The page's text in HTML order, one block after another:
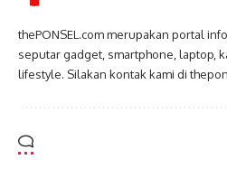
thePONSEL.com merupakan portal
seputar gadget, smartphone, laptop,
lifestyle. Silakan kontak kami di